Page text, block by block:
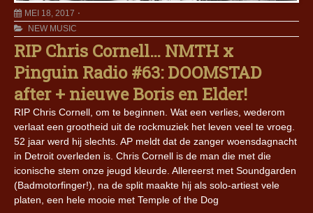
MEI 18, 2017
NEW MUSIC
RIP Chris Cornell… NMTH x
Pinguin Radio #63: DOOMSTAD
after + nieuwe Boris en Elder!
RIP Chris Cornell, om te beginnen. Wat een verlies, wederom
verlaat een grootheid uit de rockmuziek het leven veel te vroeg.
52 jaar werd hij slechts. AP meldt dat de zanger woensdagnacht
in Detroit overleden is. Chris Cornell is de man die met die
iconische stem onze jeugd kleurde. Allereerst met Soundgarden
(Badmotorfinger!), na de split maakte hij als solo-artiest vele
platen, een hele mooie met Temple of the Dog